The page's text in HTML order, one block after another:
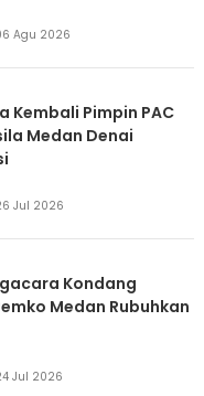
Agu 2026
Kembali Pimpin PAC
Medan Denai
Jul 2026
Kondang
Medan Rubuhkan
Jul 2026